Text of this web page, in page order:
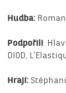
Hudba:
Podpořili:
DIOD,
Hrají: